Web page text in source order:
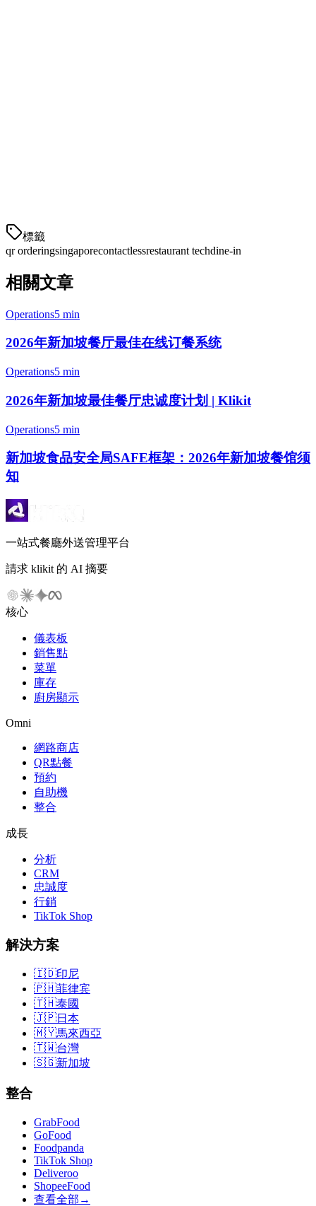
標籤
qr orderingsingaporecontactlessrestaurant techdine-in
相關文章
Operations5 min
2026年新加坡餐厅最佳在线订餐系统
Operations5 min
2026年新加坡最佳餐厅忠诚度计划 | Klikit
Operations5 min
新加坡食品安全局SAFE框架：2026年新加坡餐馆须
知
一站式餐廳外送管理平台
請求 klikit 的 AI 摘要
核心
儀表板
銷售點
菜單
庫存
廚房顯示
Omni
網路商店
QR點餐
預約
自助機
整合
成長
分析
CRM
忠誠度
行銷
TikTok Shop
解決方案
🇮🇩印尼
🇵🇭菲律宾
🇹🇭泰國
🇯🇵日本
🇲🇾馬來西亞
🇹🇼台灣
🇸🇬新加坡
整合
GrabFood
GoFood
Foodpanda
TikTok Shop
Deliveroo
ShopeeFood
查看全部 →